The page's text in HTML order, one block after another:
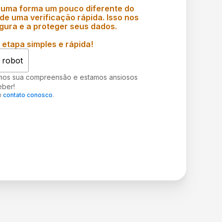
forma um pouco diferente do
uma verificação rápida. Isso nos
e a proteger seus dados.
simples e rápida!
robot
sua compreensão e estamos ansiosos
contato conosco.